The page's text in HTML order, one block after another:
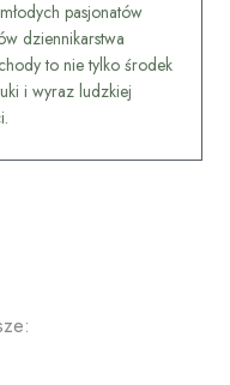
pasjonatów
dziennikarstwa
to nie tylko środek
i wyraz ludzkiej